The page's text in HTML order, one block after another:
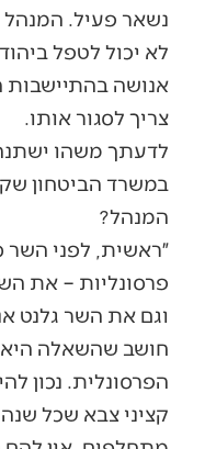
נשאר פעיל. המנהל
לא יכול לטפל
אנושה בהתיישבות
צריך לסגור אותו.
לדעתך משהו
במשרד הביטחון
המנהל?
״ראשית, לפני השר
פרסונליות – את
וגם את השר גלנט
חושב שהשאלה
הפרסונלית. נכון
קציני צבא שכל